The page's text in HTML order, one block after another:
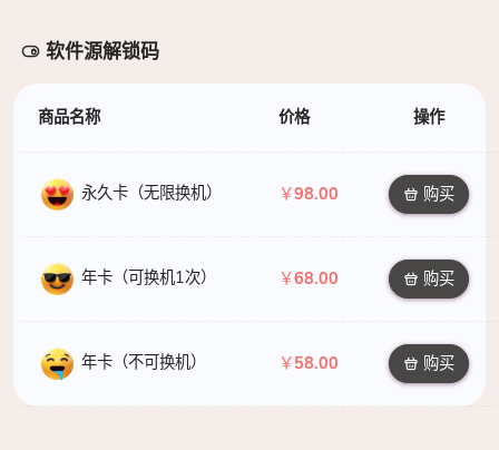
软件源解锁码
商品名称 价格 操作
永久卡（无限换机） ￥98.00 购买
年卡（可换机1次） ￥68.00 购买
年卡（不可换机） ￥58.00 购买